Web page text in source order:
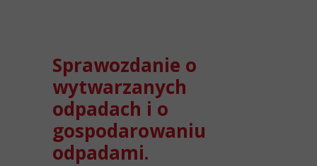
Sprawozdanie o
wytwarzanych
odpadach i o
gospodarowaniu
odpadami.